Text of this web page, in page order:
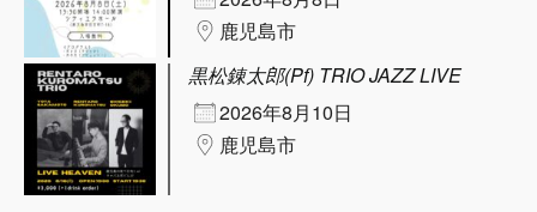
鹿児島市
黒松錬太郎(Pf) TRIO JAZZ LIVE
2026年8月10日
鹿児島市